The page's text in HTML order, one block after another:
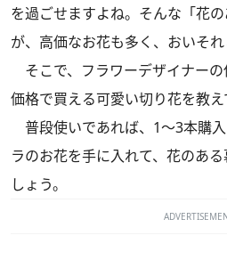
を過ごせますよね。そんな「花
が、高価なお花も多く、おいそれ
そこで、フラワーデザイナー
価格で買える可愛い切り花を教え
普段使いであれば、1～3本購
ラのお花を手に入れて、花のあ
しょう。